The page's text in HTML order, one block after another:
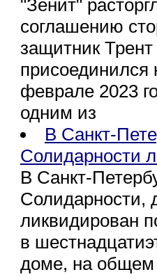
"Зенит"
соглашению
защитник
присоединился
феврале 2023
одним из
В Санкт-
Солидарности
В Санкт-
Солидарности,
ликвидирован
в
доме, на общем